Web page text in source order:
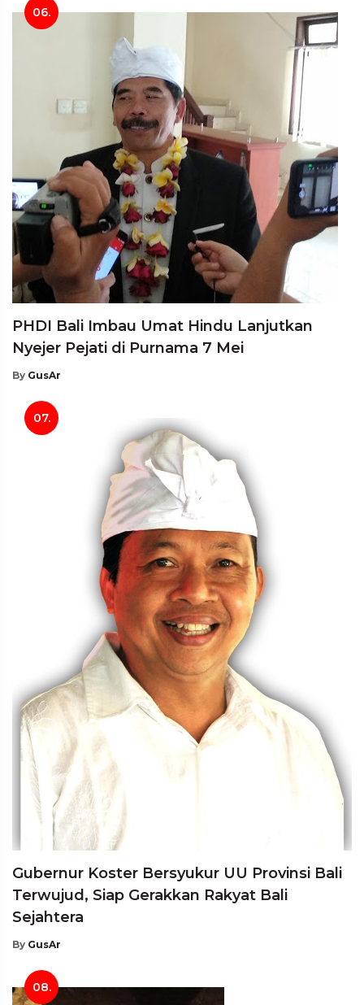
06.
PHDI Bali Imbau Umat Hindu Lanjutkan
Nyejer Pejati di Purnama 7 Mei
By GusAr
07.
Gubernur Koster Bersyukur UU Provinsi Bali
Terwujud, Siap Gerakkan Rakyat Bali
Sejahtera
By GusAr
08.